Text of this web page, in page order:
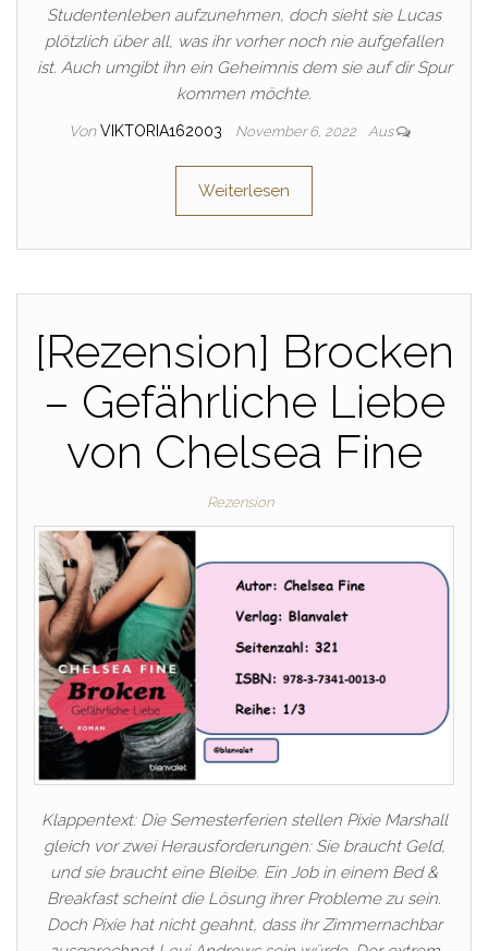
Studentenleben aufzunehmen, doch sieht sie Lucas
plötzlich über all, was ihr vorher noch nie aufgefallen
ist. Auch umgibt ihn ein Geheimnis dem sie auf dir Spur
kommen möchte.
Von VIKTORIA162003 November 6, 2022 Aus
Weiterlesen
[Rezension] Brocken
– Gefährliche Liebe
von Chelsea Fine
Rezension
Klappentext: Die Semesterferien stellen Pixie Marshall
gleich vor zwei Herausforderungen: Sie braucht Geld,
und sie braucht eine Bleibe. Ein Job in einem Bed &
Breakfast scheint die Lösung ihrer Probleme zu sein.
Doch Pixie hat nicht geahnt, dass ihr Zimmernachbar